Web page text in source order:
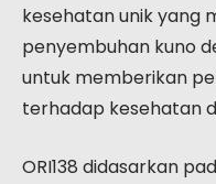
kesehatan unik yang
penyembuhan kuno
untuk memberikan
terhadap kesehatan
ORI138 didasarkan